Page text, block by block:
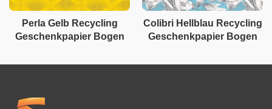
Perla Gelb Recycling
Geschenkpapier Bogen
Colibri Hellblau Recycling
Geschenkpapier Bogen